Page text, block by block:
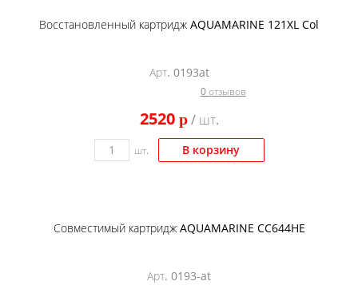
Для франкировальной машины
Тонер и девелопер
Восстановленный картридж AQUAMARINE 121XL Col
Арт. 0193at
0 отзывов
2520 p/ шт.
шт. В корзину
Совместимый картридж AQUAMARINE CC644HE
Арт. 0193-at